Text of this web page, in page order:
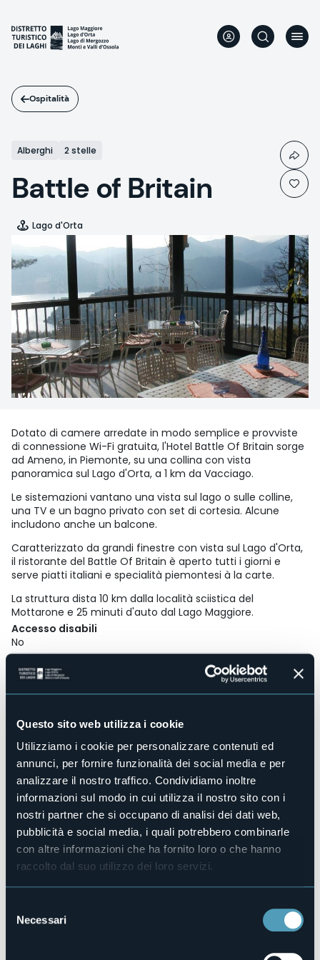
Questo sito web utilizza i cookie
Utilizziamo i cookie per personalizzare contenuti ed
annunci, per fornire funzionalità dei social media e per
analizzare il nostro traffico. Condividiamo inoltre
informazioni sul modo in cui utilizza il nostro sito con i
nostri partner che si occupano di analisi dei dati web,
pubblicità e social media, i quali potrebbero combinarle
con altre informazioni che ha fornito loro o che hanno
raccolto dal suo utilizzo dei loro servizi.
delNecessari
contenuto
principale
Ospitalità
Alberghi 2 stelle
Battle of Britain
Lago d'Orta
Dotato di camere arredate in modo semplice e provviste
di connessione Wi-Fi gratuita, l'Hotel Battle Of Britain sorge
ad Ameno, in Piemonte, su una collina con vista
panoramica sul Lago d'Orta, a 1 km da Vacciago.
Le sistemazioni vantano una vista sul lago o sulle colline,
una TV e un bagno privato con set di cortesia. Alcune
includono anche un balcone.
Caratterizzato da grandi finestre con vista sul Lago d'Orta,
il ristorante del Battle Of Britain è aperto tutti i giorni e
serve piatti italiani e specialità piemontesi à la carte.
La struttura dista 10 km dalla località sciistica del
Mottarone e 25 minuti d'auto dal Lago Maggiore.
Accesso disabili
No
No
Sala congressi
Piscina
No
Animali ammessi
Sì
Camere
13
Posti letto
24
E-mail